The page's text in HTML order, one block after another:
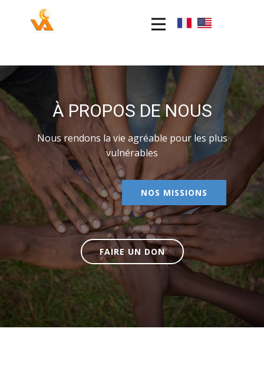
À PROPOS DE NOUS
Nous rendons la vie agréable pour les plus
vulnérables
NOS MISSIONS
FAIRE UN DON